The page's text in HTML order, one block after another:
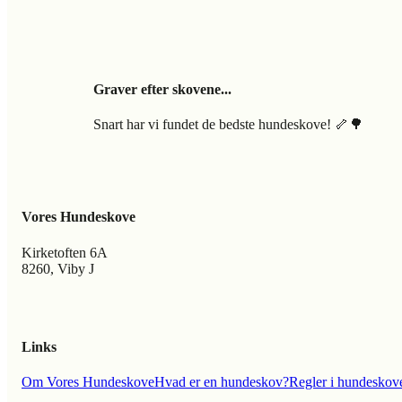
Graver efter skovene...
Snart har vi fundet de bedste hundeskove! 🦴🌳
Vores Hundeskove
Kirketoften 6A
8260, Viby J
Links
Om Vores HundeskoveHvad er en hundeskov?Regler i